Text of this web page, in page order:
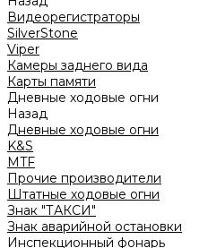
Видеорегистраторы
SilverStone
Viper
Камеры заднего вида
Карты памяти
Дневные ходовые огни
Назад
Дневные ходовые огни
K&S
MTF
Прочие производители
Штатные ходовые огни
Знак "ТАКСИ"
Знак аварийной остановки
Инспекционный фонарь